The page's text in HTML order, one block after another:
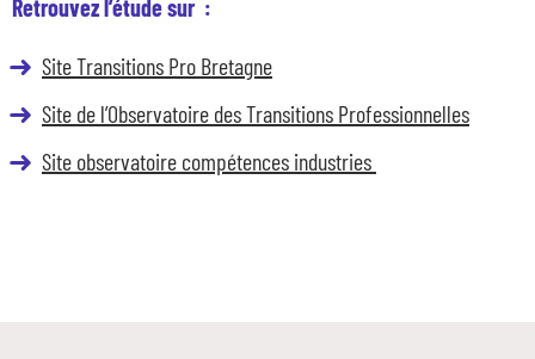
Retrouvez l’étude sur :
Site Transitions Pro Bretagne
Site de l’Observatoire des Transitions Professionnelles
Site observatoire compétences industries